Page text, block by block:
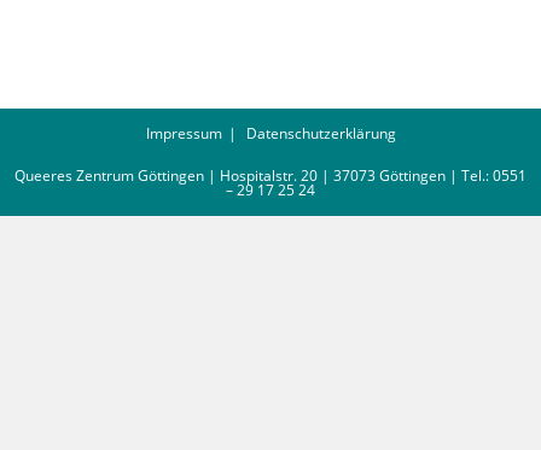
Impressum Datenschutzerklärung
Queeres Zentrum Göttingen | Hospitalstr. 20 | 37073 Göttingen | Tel.: 0551
– 29 17 25 24